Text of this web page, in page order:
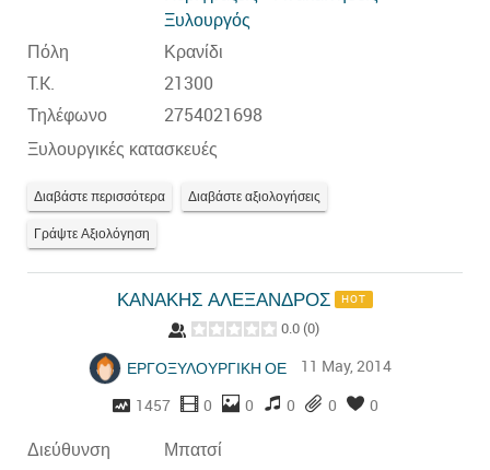
Ξυλουργός
Πόλη
Κρανίδι
T.K.
21300
Τηλέφωνο
2754021698
Ξυλουργικές κατασκευές
Διαβάστε περισσότερα Διαβάστε αξιολογήσεις
Γράψτε Αξιολόγηση
ΚΑΝΑΚΗΣ ΑΛΕΞΑΝΔΡΟΣ HOT
0.0 (0)
ΕΡΓΟΞΥΛΟΥΡΓΙΚΗ ΟΕ
11 May, 2014
1457
0 0 0 0 0
Διεύθυνση Μπατσί